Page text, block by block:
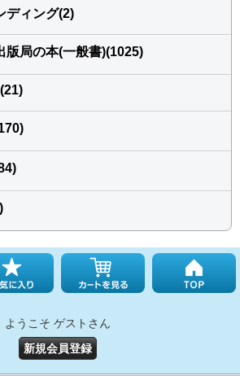
ディング(2)
版局の本(一般書)(1025)
ようこそ ゲストさん
新規会員登録